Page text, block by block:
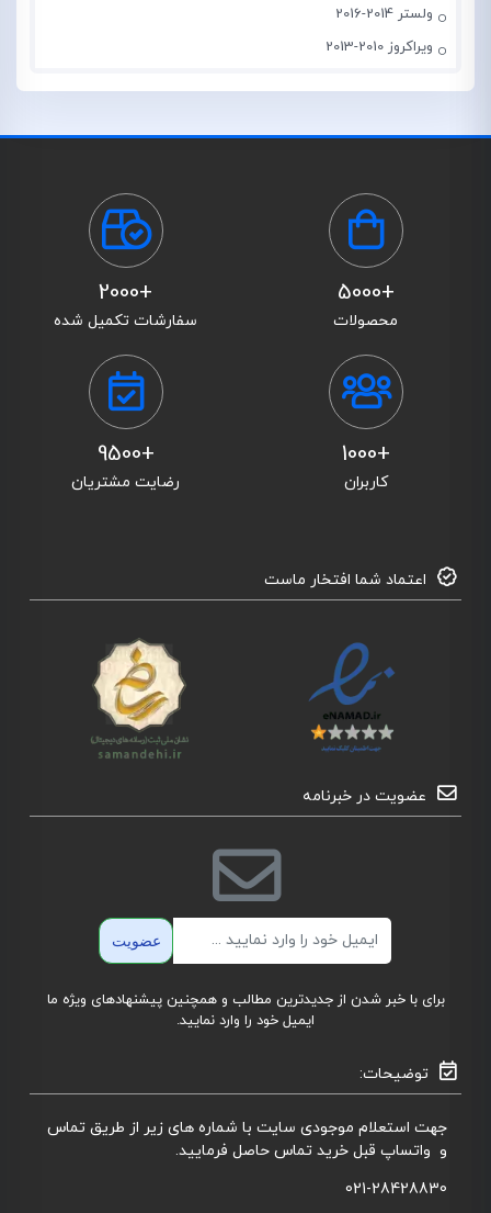
ولستر 2014-2016
ویراکروز 2010-2013
+5000
محصولات
+2000
سفارشات تکمیل شده
+1000
کاربران
+9500
رضایت مشتریان
اعتماد شما افتخار ماست
عضویت در خبرنامه
عضویت
برای با خبر شدن از جدیدترین مطالب و همچنین پیشنهادهای ویژه ما
ایمیل خود را وارد نمایید.
توضیحات:
جهت استعلام موجودی سایت با شماره های زیر از طریق تماس
و واتساپ قبل خرید تماس حاصل فرمایید.
021-28428830